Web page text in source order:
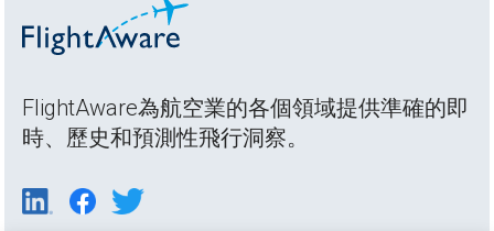
FlightAware為航空業的各個領域提供準確的即
時、歷史和預測性飛行洞察。